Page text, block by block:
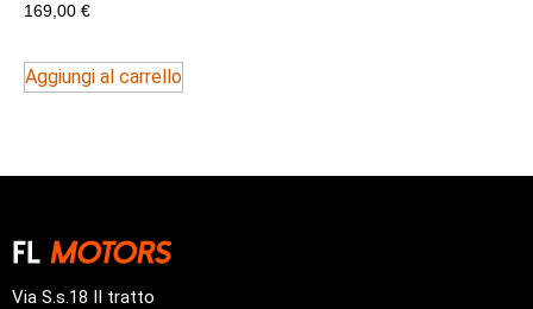
169,00 €
Aggiungi al carrello
Via S.s.18 II tratto